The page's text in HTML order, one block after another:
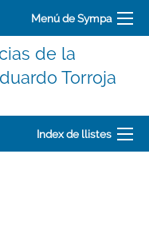
Menú de Sympa
de la
Torroja
Index de llistes